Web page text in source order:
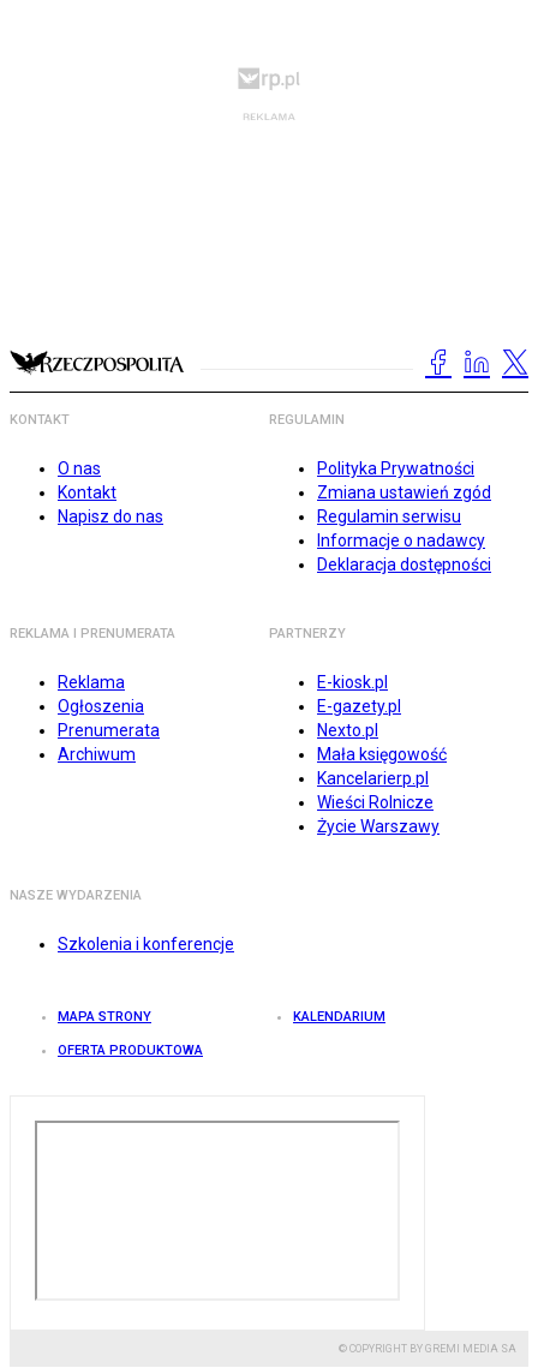
KONTAKT
O nas
Kontakt
Napisz do nas
REGULAMIN
Polityka Prywatności
Zmiana ustawień zgód
Regulamin serwisu
Informacje o nadawcy
Deklaracja dostępności
REKLAMA I PRENUMERATA
Reklama
Ogłoszenia
Prenumerata
Archiwum
PARTNERZY
E-kiosk.pl
E-gazety.pl
Nexto.pl
Mała księgowość
Kancelarierp.pl
Wieści Rolnicze
Życie Warszawy
NASZE WYDARZENIA
Szkolenia i konferencje
MAPA STRONY KALENDARIUM
OFERTA PRODUKTOWA
© COPYRIGHT BY GREMI MEDIA SA